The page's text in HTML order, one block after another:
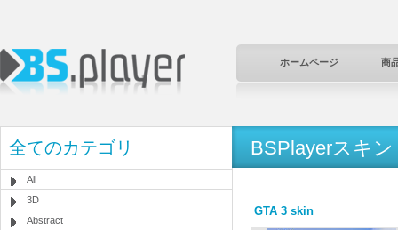
ホームページ 商
全てのカテゴリ
All
3D
Abstract
BSPlayerスキン
GTA 3 skin